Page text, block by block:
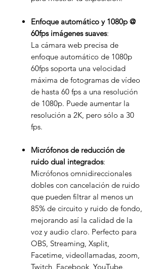
Enfoque automático y 1080p @
60fps imágenes suaves:
La cámara web precisa de
enfoque automático de 1080p
60fps soporta una velocidad
máxima de fotogramas de vídeo
de hasta 60 fps a una resolución
de 1080p. Puede aumentar la
resolución a 2K, pero sólo a 30
fps.
Micrófonos de reducción de
ruido dual integrados:
Micrófonos omnidireccionales
dobles con cancelación de ruido
que pueden filtrar al menos un
85% de circuito y ruido de fondo,
mejorando así la calidad de la
voz y audio claro. Perfecto para
OBS, Streaming, Xsplit,
Facetime, videollamadas, zoom,
Twitch, Facebook, YouTube,